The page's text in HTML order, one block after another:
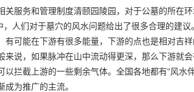
关服务和管理制度清颐园陵园 ，对于公墓的所在
，人们对于墓穴的风水问题给出了很多合理的建
有可能在下游有很多能量，下游的点也是相对吉
来说，如果脉冲在山中流动得更深，那么下游就
以拦截上游的一些剩余气体。全国各地都有“风水
为推广的主流。